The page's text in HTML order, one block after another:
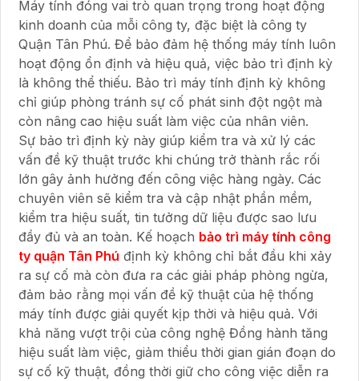
Máy tính đóng vai trò quan trọng trong hoạt động
kinh doanh của mỗi công ty, đặc biệt là công ty
Quận Tân Phú. Để bảo đảm hệ thống máy tính luôn
hoạt động ổn định và hiệu quả, việc bảo trì định kỳ
là không thể thiếu. Bảo trì máy tính định kỳ không
chỉ giúp phòng tránh sự cố phát sinh đột ngột mà
còn nâng cao hiệu suất làm việc của nhân viên.
Sự bảo trì định kỳ này giúp kiểm tra và xử lý các
vấn đề kỹ thuật trước khi chúng trở thành rắc rối
lớn gây ảnh hưởng đến công việc hàng ngày. Các
chuyên viên sẽ kiểm tra và cập nhật phần mềm,
kiểm tra hiệu suất, tin tưởng dữ liệu được sao lưu
đầy đủ và an toàn. Kế hoạch bảo trì máy tính công
ty quận Tân Phú định kỳ không chỉ bắt đầu khi xảy
ra sự cố mà còn đưa ra các giải pháp phòng ngừa,
đảm bảo rằng mọi vấn đề kỹ thuật của hệ thống
máy tính được giải quyết kịp thời và hiệu quả. Với
khả năng vượt trội của công nghệ Đồng hành tăng
hiệu suất làm việc, giảm thiểu thời gian gián đoạn do
sự cố kỹ thuật, đồng thời giữ cho công việc diễn ra